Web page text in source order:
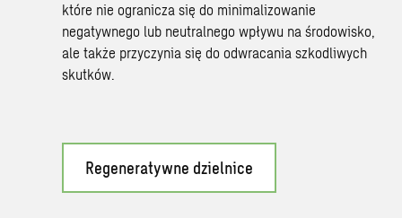
które nie ogranicza się do minimalizowanie
negatywnego lub neutralnego wpływu na środowisko,
ale także przyczynia się do odwracania szkodliwych
skutków.
Regeneratywne dzielnice